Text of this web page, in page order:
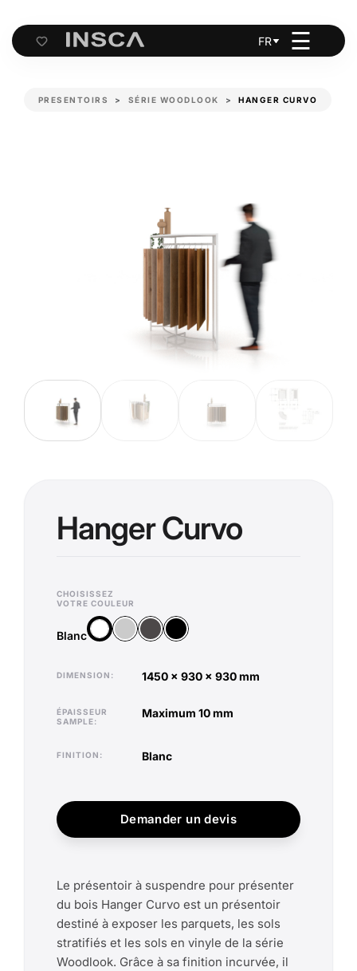
Cart
FR ☰
PRESENTOIRS SÉRIE WOODLOOK HANGER CURVO
Hanger Curvo
CHOISISSEZ
VOTRE COULEUR
Blanc
BlancArgentAnthracite
Noir
DIMENSION 1450 x 930 x 930 mm
ÉPAISSEUR
SAMPLE
maximum 10 mm
FINITION blanc
Demander un devis
Le présentoir à suspendre pour présenter
du bois Hanger Curvo est un présentoir
destiné à exposer les parquets, les sols
stratifiés et les sols en vinyle de la série
Woodlook. Grâce à sa finition incurvée, il